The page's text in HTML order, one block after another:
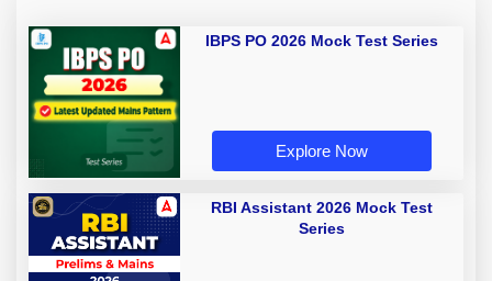
IBPS PO 2026 Mock Test Series
Explore Now
RBI Assistant 2026 Mock Test
Series